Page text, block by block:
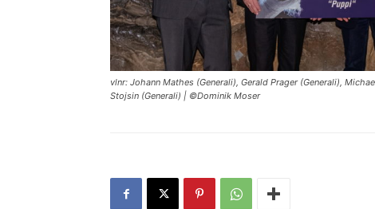
vlnr: Johann Mathes (Generali), Gerald Prager (Generali),
Stojsin (Generali) | ©Dominik Moser